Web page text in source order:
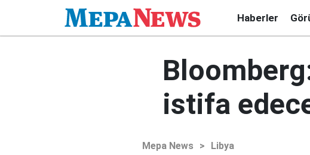
Haberler
istifa
Mepa News > Libya